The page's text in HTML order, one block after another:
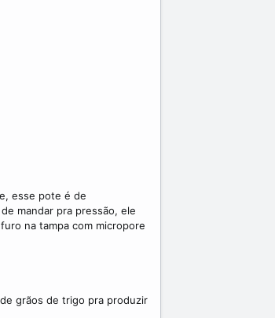
esse pote é de
mandar pra pressão, ele
na tampa com micropore
grãos de trigo pra produzir